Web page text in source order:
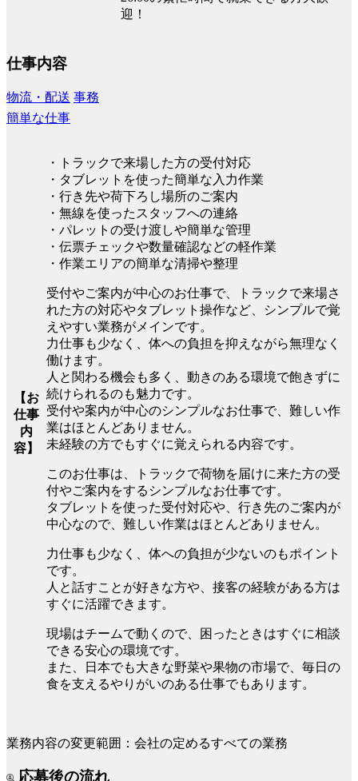
迎！
仕事内容
物流・配送 事務
簡単な仕事
【お
仕事
内
容】
・トラックで来場した方の受付対応
・タブレットを使った簡単な入力作業
・行き先や荷下ろし場所のご案内
・無線を使ったスタッフへの連絡
・パレットの受け渡しや簡単な管理
・伝票チェックや数量確認などの軽作業
・作業エリアの簡単な清掃や整理
受付やご案内が中心のお仕事で、トラックで来場さ
れた方の対応やタブレット操作など、シンプルで覚
えやすい業務がメインです。
力仕事も少なく、体への負担を抑えながら無理なく
働けます。
人と関わる機会も多く、動きのある環境で飽きずに
続けられるのも魅力です。
受付や案内が中心のシンプルなお仕事で、難しい作
業はほとんどありません。
未経験の方でもすぐに覚えられる内容です。
このお仕事は、トラックで荷物を届けに来た方の受
付やご案内をするシンプルなお仕事です。
タブレットを使った受付対応や、行き先のご案内が
中心なので、難しい作業はほとんどありません。
力仕事も少なく、体への負担が少ないのもポイント
です。
人と話すことが好きな方や、接客の経験がある方は
すぐに活躍できます。
現場はチームで動くので、困ったときはすぐに相談
できる安心の環境です。
また、日本でも大きな野菜や果物の市場で、毎日の
食を支えるやりがいのある仕事でもあります。
業務内容の変更範囲：会社の定めるすべての業務
応募後の流れ